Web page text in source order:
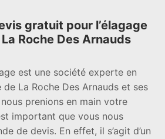
gratuit pour l’élagage
Roche Des Arnauds
est une société experte en
La Roche Des Arnauds et ses
prenions en main votre
important que vous nous
de devis. En effet, il s’agit d’un